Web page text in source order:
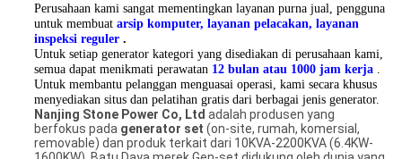
Perusahaan kami sangat mementingkan layanan purna jual, pengguna
untuk membuat arsip komputer, layanan pelacakan, layanan
inspeksi reguler.
Untuk setiap generator kategori yang disediakan di perusahaan kami,
semua dapat menikmati perawatan 12 bulan atau 1000 jam kerja.
Untuk membantu pelanggan menguasai operasi, kami secara khusus
menyediakan situs dan pelatihan gratis dari berbagai jenis generator.
Nanjing Stone Power Co, Ltd adalah produsen yang
berfokus pada generator set (on-site, rumah, komersial,
removable) dan produk terkait dari 10KVA-2200KVA (6.4KW-